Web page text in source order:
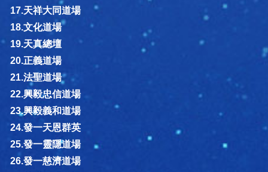
17.天祥大同道場
18.文化道場
19.天真總壇
20.正義道場
21.法聖道場
22.興毅忠信道場
23.興毅義和道場
24.發一天恩群英
25.發一靈隱道場
26.發一慈濟道場